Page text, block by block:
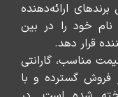
ارائه‌دهنده
نام خود را در بین
قرار دهد.
قیمت مناسب، گارانتی
فروش گسترده و با